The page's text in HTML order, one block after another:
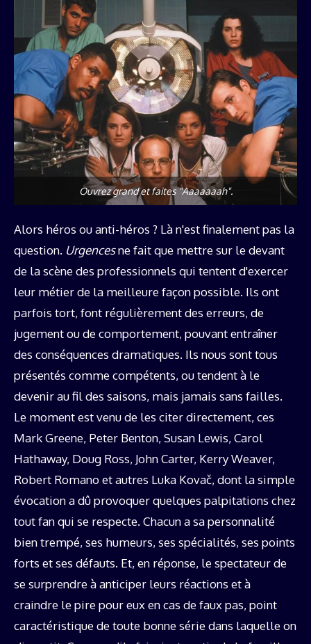
Ouvrez grand et faites "Aaaaaaah".
Alors héros ou anti-héros ? Là n'est finalement pas la
question. Urgencesne fait que mettre sur le devant
de la scène des professionnels qui tentent d'exercer
leur métier de la meilleure façon possible. Ils ont
parfois tort, font régulièrement des erreurs, de
jugement ou de comportement, pouvant entraîner
des conséquences dramatiques. Ils nous sont tous
présentés comme compétents, ou tendent à le
devenir au fil des saisons, mais jamais sans failles.
Le moment est venu de les citer directement, ces
Mark Greene, Peter Benton, Susan Lewis, Carol
Hathaway, Doug Ross, John Carter, Kerry Weaver,
Robert Romano et autres Luka Kovač, dont la simple
évocation a dû provoquer quelques palpitations chez
tout fan qui se respecte. Chacun a sa personnalité
bien trempé, ses humeurs, ses spécialités, ses points
forts et ses défauts. Et, en réponse, le spectateur de
se surprendre à anticiper leurs réactions et à
craindre le pire pour eux en cas de faux pas, point
caractéristique de toute bonne série dans laquelle on